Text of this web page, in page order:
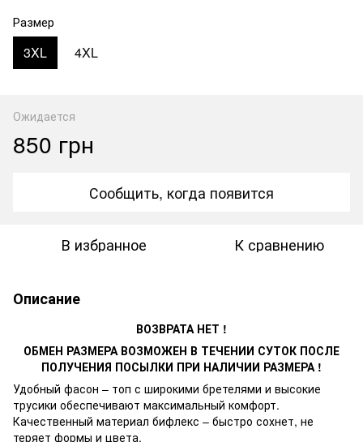
Размер
3XL 4XL
Ожидается
850 грн
Сообщить, когда появится
В избранное К сравнению
Описание
ВОЗВРАТА НЕТ !
ОБМЕН РАЗМЕРА ВОЗМОЖЕН В ТЕЧЕНИИ СУТОК ПОСЛЕ
ПОЛУЧЕНИЯ ПОСЫЛКИ ПРИ НАЛИЧИИ РАЗМЕРА !
Удобный фасон – топ с широкими бретелями и высокие
трусики обеспечивают максимальный комфорт.
Качественный материал бифлекс – быстро сохнет, не
теряет формы и цвета.